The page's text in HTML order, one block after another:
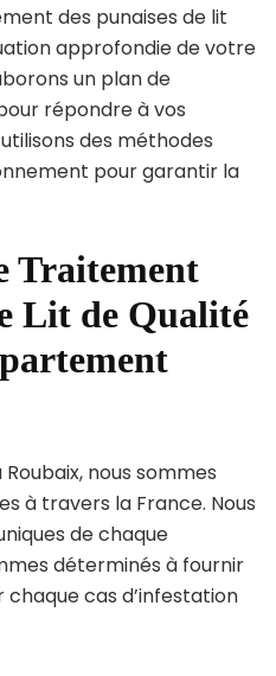
des punaises de lit
approfondie de votre
un plan de
répondre à vos
des méthodes
pour garantir la
Traitement
Lit de Qualité
nous sommes
à travers la France. Nous
de chaque
déterminés à fournir
cas d’infestation